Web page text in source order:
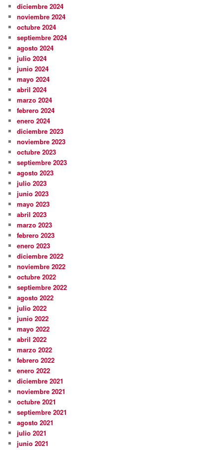
diciembre 2024
noviembre 2024
octubre 2024
septiembre 2024
agosto 2024
julio 2024
junio 2024
mayo 2024
abril 2024
marzo 2024
febrero 2024
enero 2024
diciembre 2023
noviembre 2023
octubre 2023
septiembre 2023
agosto 2023
julio 2023
junio 2023
mayo 2023
abril 2023
marzo 2023
febrero 2023
enero 2023
diciembre 2022
noviembre 2022
octubre 2022
septiembre 2022
agosto 2022
julio 2022
junio 2022
mayo 2022
abril 2022
marzo 2022
febrero 2022
enero 2022
diciembre 2021
noviembre 2021
octubre 2021
septiembre 2021
agosto 2021
julio 2021
junio 2021